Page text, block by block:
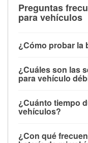
Preguntas
para vehículos
¿Cómo probar la
maneras. El
multímetro: con el
voltaje: una batería
cargada debería
importante saber
¿Cuáles son las
para vehículo
advertencia. Un
tenues,
que la batería
¿Cuánto tiempo
vehículos?
entre 3 y 5 años.
¿Con qué